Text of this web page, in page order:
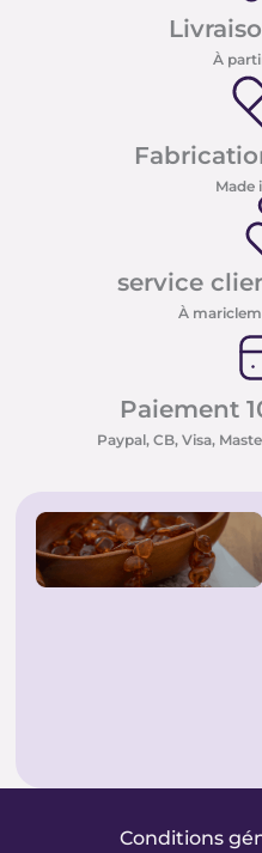
À
Made
service
À
Paiement
Paypal, CB, Visa,
Conditions